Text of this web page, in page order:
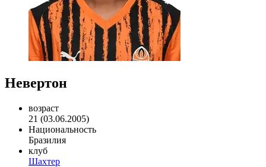
Невертон
возраст
21 (03.06.2005)
Национальность
Бразилия
клуб
Шахтер